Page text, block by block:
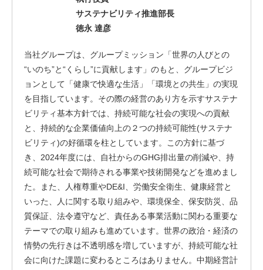
当社グループは、グループミッション「世界の人びとの
“いのち”と“くらし”に貢献します」のもと、グループビジ
ョンとして「健康で快適な生活」「環境との共生」の実現
を目指しています。その際の経営のあり方を示すサステナ
ビリティ基本方針では、持続可能な社会の実現への貢献
と、持続的な企業価値向上の２つの持続可能性(サステナ
ビリティ)の好循環を柱としています。この方針に基づ
き、2024年度には、自社からのGHG排出量の削減や、持
続可能な社会で期待される事業や技術開発などを進めまし
た。また、人権尊重やDE&I、労働安全衛生、健康経営と
いった、人に関する取り組みや、環境保全、保安防災、品
質保証、法令遵守など、責任ある事業活動に関わる重要な
テーマでの取り組みも進めています。世界の政治・経済の
情勢の先行きは不透明感を増していますが、持続可能な社
会に向けた課題に変わるところはありません。中期経営計
サステナビリティ推進部長
徳永 達彦